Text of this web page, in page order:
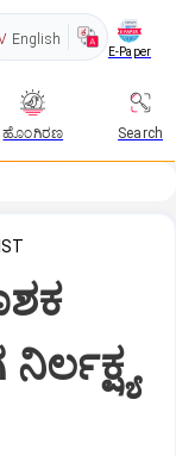
English
E-Paper
ಹೊಂಗಿರಣ Search